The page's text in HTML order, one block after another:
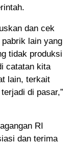
dan cek
lain yang
tidak produksi
catatan kita
lain, terkait
di pasar,”
RI
dan terima